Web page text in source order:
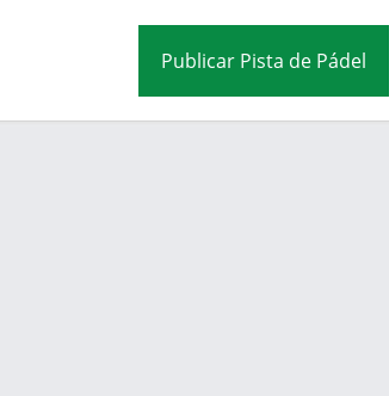
Publicar Pista de Pádel